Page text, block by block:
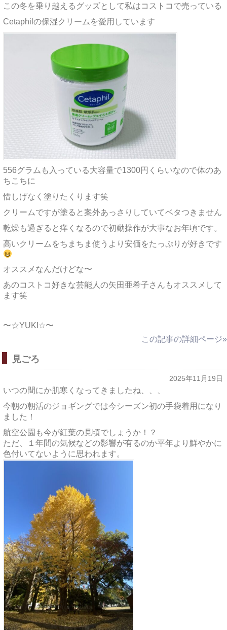
この冬を乗り越えるグッズとして私はコストコで売っている
Cetaphilの保湿クリームを愛用しています
556グラムも入っている大容量で1300円くらいなので体のあ
ちこちに
惜しげなく塗りたくります笑
クリームですが塗ると案外あっさりしていてベタつきません
乾燥も過ぎると痒くなるので初動操作が大事なお年頃です。
高いクリームをちまちま使うより安価をたっぷりが好きです
オススメなんだけどな〜
あのコストコ好きな芸能人の矢田亜希子さんもオススメして
ます笑
〜☆YUKI☆〜
この記事の詳細ページ»
見ごろ
2025年11月19日
いつの間にか肌寒くなってきましたね、、、
今朝の朝活のジョギングでは今シーズン初の手袋着用になり
ました！
航空公園も今が紅葉の見頃でしょうか！？
ただ、１年間の気候などの影響が有るのか平年より鮮やかに
色付いてないように思われます。